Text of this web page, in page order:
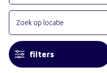
filters